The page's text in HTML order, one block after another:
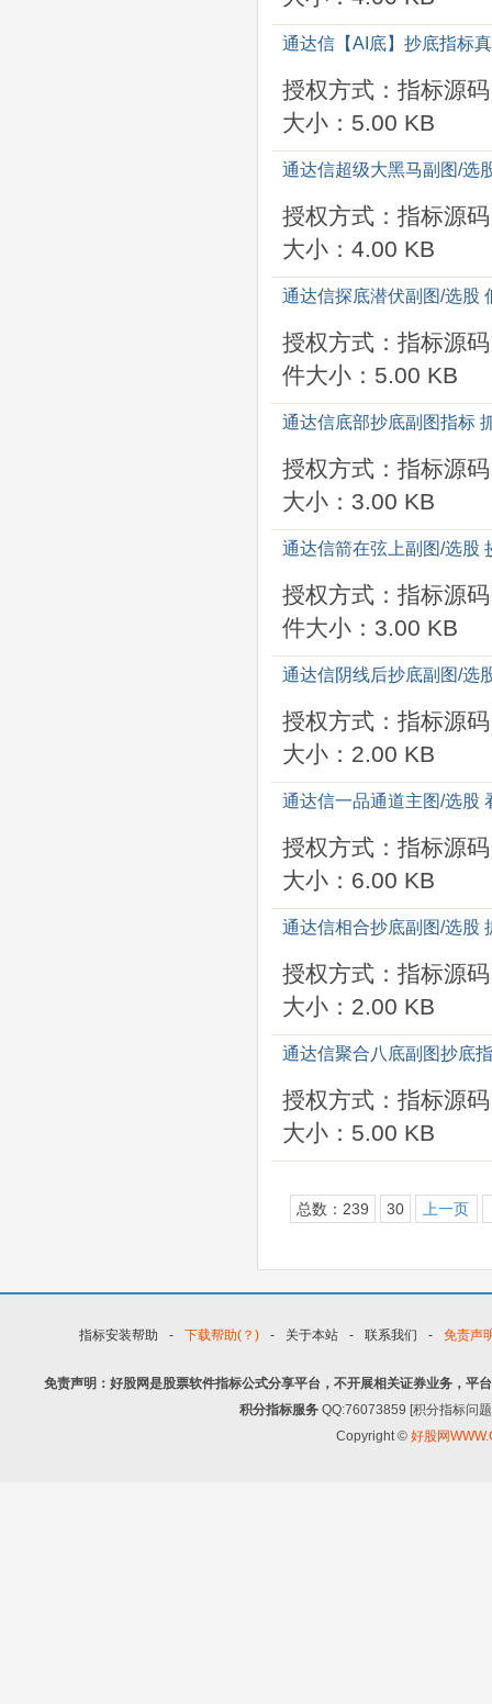
通达信【AI底】抄底指标
授权方式：指标源码
大小：5.00 KB
通达信超级大黑马副图/选
授权方式：指标源码
大小：4.00 KB
通达信探底潜伏副图/选股
授权方式：指标源码
件大小：5.00 KB
通达信底部抄底副图指标
授权方式：指标源码
大小：3.00 KB
通达信箭在弦上副图/选股
授权方式：指标源码
件大小：3.00 KB
通达信阴线后抄底副图/选
授权方式：指标源码
大小：2.00 KB
通达信一品通道主图/选股
授权方式：指标源码
大小：6.00 KB
通达信相合抄底副图/选股
授权方式：指标源码
大小：2.00 KB
通达信聚合八底副图抄底
授权方式：指标源码
大小：5.00 KB
总数：239 30 上一页
指标安装帮助 - 下载帮助(？) - 关于本站 - 联系我们 - 免责声
免责声明：好股网是股票软件指标公式分享平台，不开展相关证券业务，平
积分指标服务 QQ:76073859 [积分指标问
Copyright © 好股网